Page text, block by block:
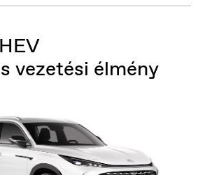
vezetési élmény